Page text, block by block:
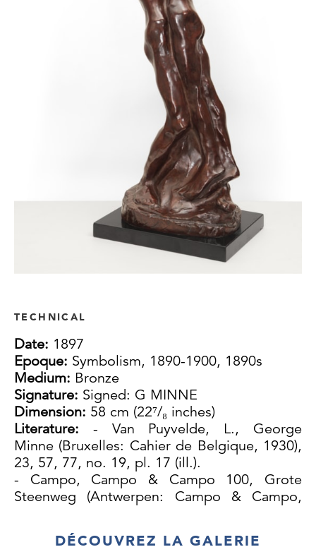
TECHNICAL
Date: 1897
Epoque: Symbolism, 1890-1900, 1890s
Medium: Bronze
Signature: Signed: G MINNE
Dimension: 58 cm (22⁷/₈ inches)
Literature: - Van Puyvelde, L., George
Minne (Bruxelles: Cahier de Belgique, 1930),
23, 57, 77, no. 19, pl. 17 (ill.).
- Campo, Campo & Campo 100, Grote
Steenweg (Antwerpen: Campo & Campo,
- Hoozee, R., Veertig kunsenaars rond Karel
Van de Woestijne (Gent: MSK, 1979), 47, no.
DÉCOUVREZ LA GALERIE